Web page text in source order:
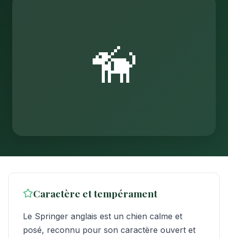
🦮
Caractère et tempérament
Le Springer anglais est un chien calme et
posé, reconnu pour son caractère ouvert et